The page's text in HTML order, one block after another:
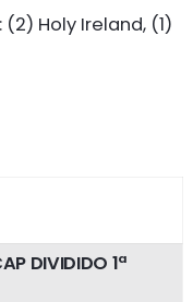
Holy Ireland, (1)
DIVIDIDO 1ª